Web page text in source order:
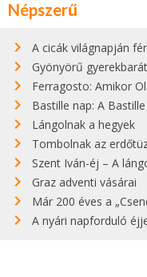
Népszerű
A cicák világnapján
Gyönyörű gyerekbarát
Ferragosto: Amikor
Bastille nap: A Bastille
Lángolnak a hegyek
Tombolnak az
Szent Iván-éj – A
Graz adventi vásárai
Már 200 éves a
A nyári napforduló éjjelén